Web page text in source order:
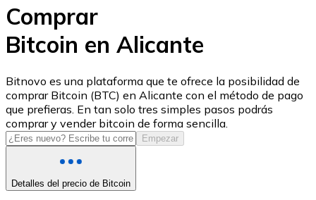
USD Coin
USDC
Comprar
Bitcoin en Alicante
Bitnovo es una plataforma que te ofrece la posibilidad de
comprar Bitcoin (BTC) en Alicante con el método de pago
que prefieras. En tan solo tres simples pasos podrás
comprar y vender bitcoin de forma sencilla.
Empezar
Detalles del precio de Bitcoin